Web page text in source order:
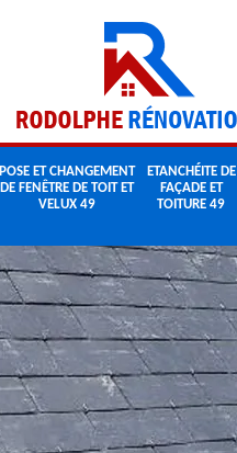
POSE ET CHANGEMENT
DE FENÊTRE DE TOIT ET
VELUX 49
ETANCHÉITE DE
FAÇADE ET
TOITURE 49